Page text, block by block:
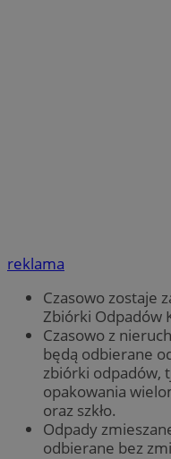
reklama
Czasowo zostaje
Zbiórki Odpadów
Czasowo z
będą odbierane
zbiórki odpadów,
opakowania
oraz szkło.
Odpady
odbierane bez